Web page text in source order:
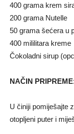
400 grama krem
200 grama Nutelle
50 grama šećera u
400 mililitara kreme
Čokoladni sirup
NAČIN
U činiji pomiješajte
otopljeni puter i